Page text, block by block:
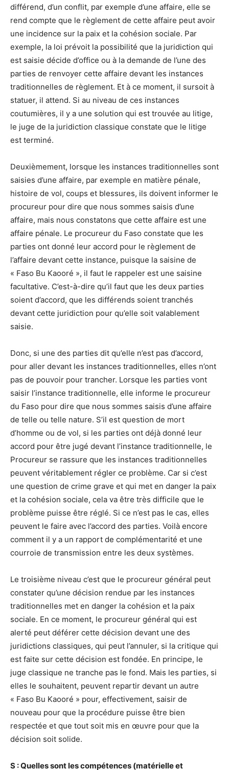
différend, d’un conflit, par exemple d’une affaire, elle se
rend compte que le règlement de cette affaire peut avoir
une incidence sur la paix et la cohésion sociale. Par
exemple, la loi prévoit la possibilité que la juridiction qui
est saisie décide d’office ou à la demande de l’une des
parties de renvoyer cette affaire devant les instances
traditionnelles de règlement. Et à ce moment, il sursoit à
statuer, il attend. Si au niveau de ces instances
coutumières, il y a une solution qui est trouvée au litige,
le juge de la juridiction classique constate que le litige
est terminé.
Deuxièmement, lorsque les instances traditionnelles sont
saisies d’une affaire, par exemple en matière pénale,
histoire de vol, coups et blessures, ils doivent informer le
procureur pour dire que nous sommes saisis d’une
affaire, mais nous constatons que cette affaire est une
affaire pénale. Le procureur du Faso constate que les
parties ont donné leur accord pour le règlement de
l’affaire devant cette instance, puisque la saisine de
« Faso Bu Kaooré », il faut le rappeler est une saisine
facultative. C’est-à-dire qu’il faut que les deux parties
soient d’accord, que les différends soient tranchés
devant cette juridiction pour qu’elle soit valablement
saisie.
Donc, si une des parties dit qu’elle n’est pas d’accord,
pour aller devant les instances traditionnelles, elles n’ont
pas de pouvoir pour trancher. Lorsque les parties vont
saisir l’instance traditionnelle, elle informe le procureur
du Faso pour dire que nous sommes saisis d’une affaire
de telle ou telle nature. S’il est question de mort
d’homme ou de vol, si les parties ont déjà donné leur
accord pour être jugé devant l’instance traditionnelle, le
Procureur se rassure que les instances traditionnelles
peuvent véritablement régler ce problème. Car si c’est
une question de crime grave et qui met en danger la paix
et la cohésion sociale, cela va être très difficile que le
problème puisse être réglé. Si ce n’est pas le cas, elles
peuvent le faire avec l’accord des parties. Voilà encore
comment il y a un rapport de complémentarité et une
courroie de transmission entre les deux systèmes.
Le troisième niveau c’est que le procureur général peut
constater qu’une décision rendue par les instances
traditionnelles met en danger la cohésion et la paix
sociale. En ce moment, le procureur général qui est
alerté peut déférer cette décision devant une des
juridictions classiques, qui peut l’annuler, si la critique qui
est faite sur cette décision est fondée. En principe, le
juge classique ne tranche pas le fond. Mais les parties, si
elles le souhaitent, peuvent repartir devant un autre
« Faso Bu Kaooré » pour, effectivement, saisir de
nouveau pour que la procédure puisse être bien
respectée et que tout soit mis en œuvre pour que la
décision soit solide.
S : Quelles sont les compétences (matérielle et